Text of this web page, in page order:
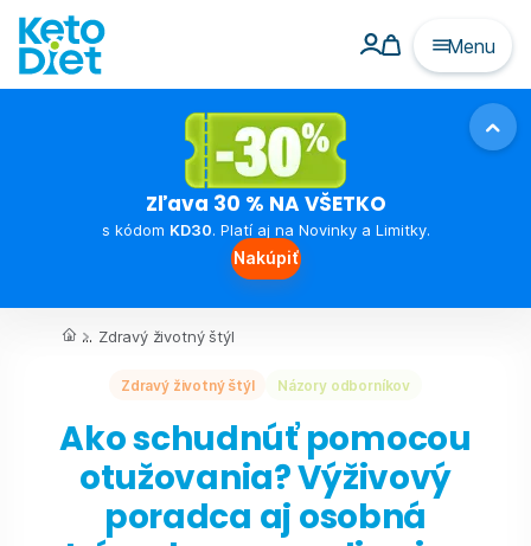
Menu
Zľava 30 % NA VŠETKO
s kódom KD30. Platí aj na Novinky a Limitky.
Nakúpiť
... Zdravý životný štýl
Zdravý životný štýl Názory odborníkov
Ako schudnúť pomocou
otužovania? Výživový
poradca aj osobná